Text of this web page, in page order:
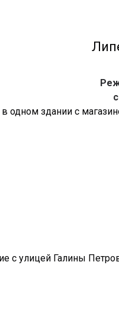
одном здании с
с улицей Галины